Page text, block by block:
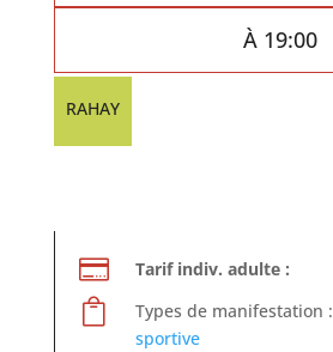
À 19:00
RAHAY
 Tarif indiv. adulte :
 Types de manifestation :
sportive